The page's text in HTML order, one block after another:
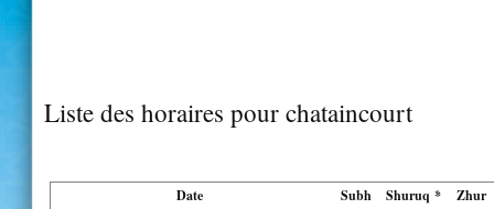
Liste des horaires pour chataincourt
Date Subh Shuruq * Zhur